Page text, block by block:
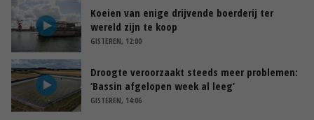
Koeien van enige drijvende boerderij ter
wereld zijn te koop
GISTEREN, 12:00
Droogte veroorzaakt steeds meer problemen:
‘Bassin afgelopen week al leeg’
GISTEREN, 14:06